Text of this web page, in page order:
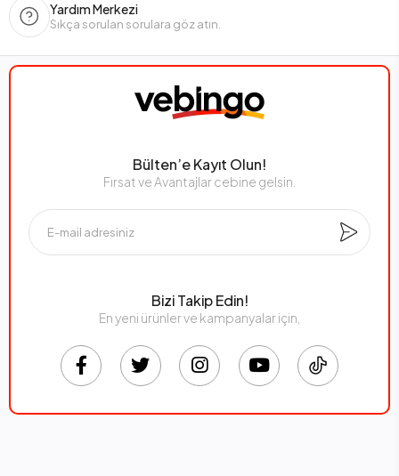
Yardım Merkezi
Sıkça sorulan sorulara göz atın.
Bülten’e Kayıt Olun!
Fırsat ve Avantajlar cebine gelsin.
Bizi Takip Edin!
En yeni ürünler ve kampanyalar için,